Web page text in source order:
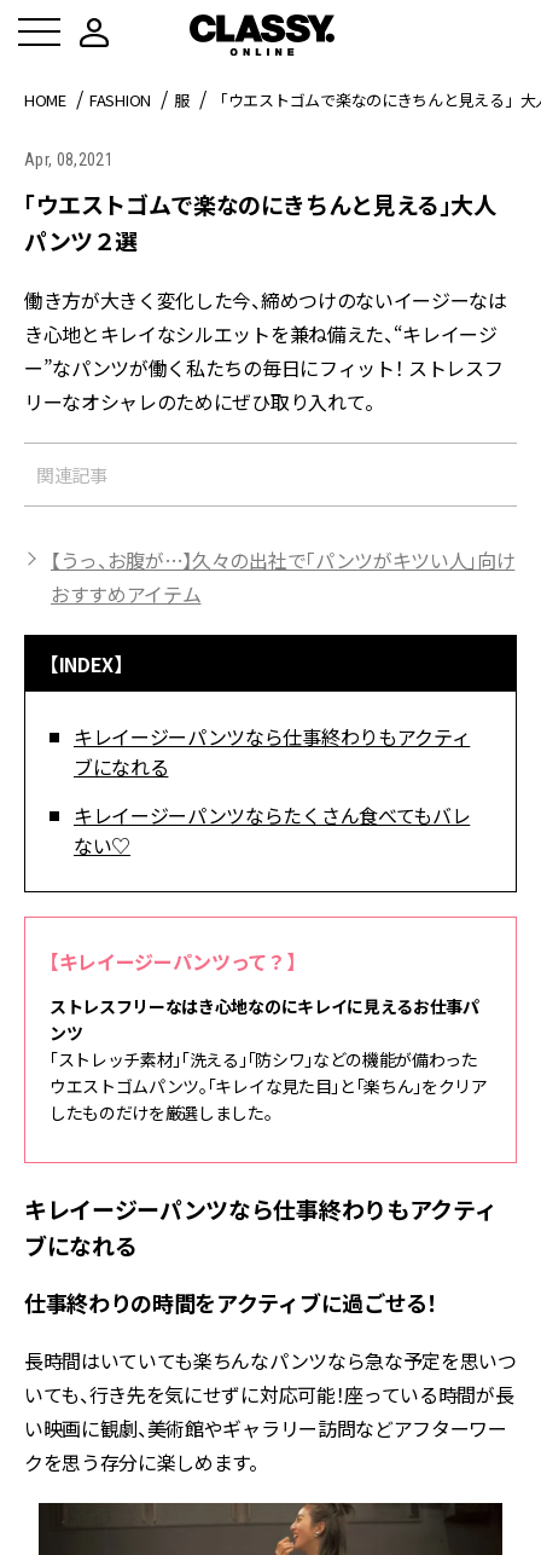
HOME FASHION 服 「ウエストゴムで楽なのにきちんと見える」
Apr, 08,2021
「ウエストゴムで楽なのにきちんと見える」大人
パンツ２選
働き方が大きく変化した今、締めつけのないイージーなは
き心地とキレイなシルエットを兼ね備えた、“キレイージ
ー”なパンツが働く私たちの毎日にフィット！ ストレスフ
リーなオシャレのためにぜひ取り入れて。
関連記事
【うっ、お腹が…】久々の出社で「パンツがキツい人」向け
おすすめアイテム
【INDEX】
キレイージーパンツなら仕事終わりもアクティ
ブになれる
キレイージーパンツならたくさん食べてもバレ
ない♡
【キレイージーパンツって？】
ストレスフリーなはき心地なのにキレイに見えるお仕事パ
ンツ
「ストレッチ素材」「洗える」「防シワ」などの機能が備わった
ウエストゴムパンツ。「キレイな見た目」と「楽ちん」をクリア
したものだけを厳選しました。
キレイージーパンツなら仕事終わりもアクティ
ブになれる
仕事終わりの時間をアクティブに過ごせる！
長時間はいていても楽ちんなパンツなら急な予定を思いつ
いても、行き先を気にせずに対応可能！座っている時間が長
い映画に観劇、美術館やギャラリー訪問などアフターワー
クを思う存分に楽しめます。